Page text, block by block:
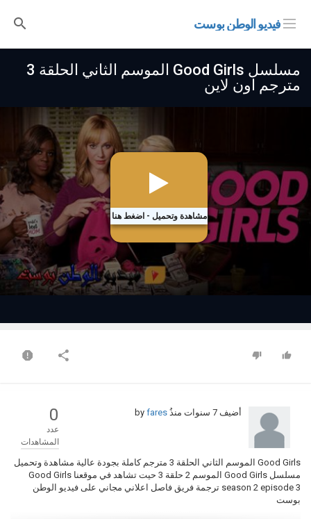
فيديو الوطن بوست
مسلسل Good Girls الموسم الثاني الحلقة 3
مترجم اون لاين
مشاهدة وتحميل - اضغط هنا
أضيف 7 سنوات منذُ by
fares
0
عدد
المشاهدات
Good Girls الموسم الثاني الحلقة 3 مترجم كاملة بجودة عالية مشاهدة وتحميل
مسلسل Good Girls الموسم 2 حلقة 3 حيت تشاهد في موقعنا Good Girls
season 2 episode 3 ترجمة فريق فاصل اعلاني مجاني على فيديو الوطن
بوست